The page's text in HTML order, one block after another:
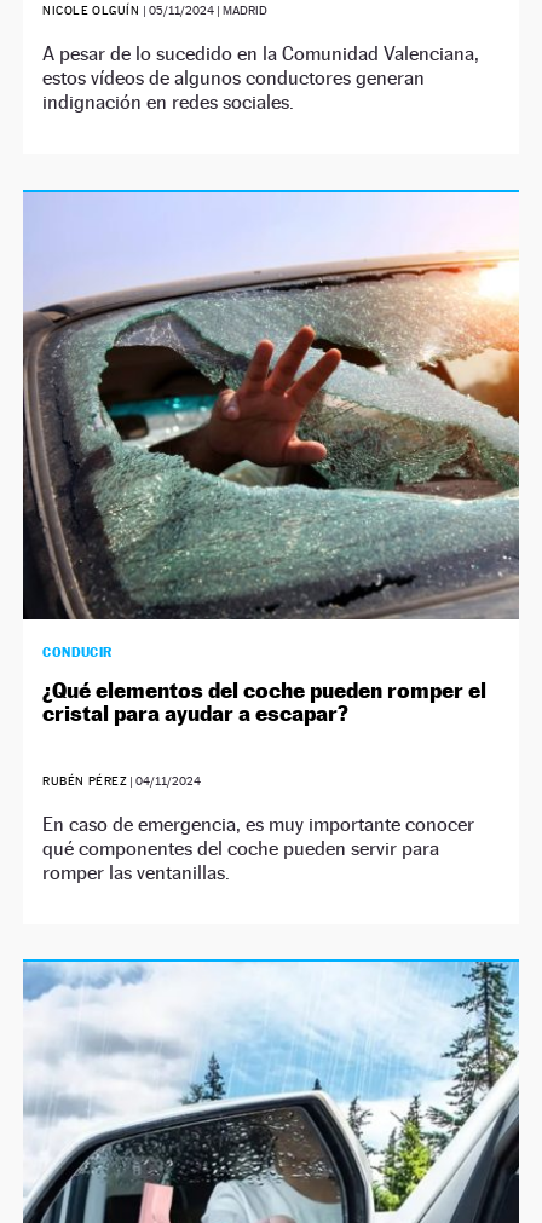
NICOLE OLGUÍN | 05/11/2024| MADRID
A pesar de lo sucedido en la Comunidad Valenciana,
estos vídeos de algunos conductores generan
indignación en redes sociales.
CONDUCIR
¿Qué elementos del coche pueden romper el
cristal para ayudar a escapar?
RUBÉN PÉREZ |04/11/2024
En caso de emergencia, es muy importante conocer
qué componentes del coche pueden servir para
romper las ventanillas.